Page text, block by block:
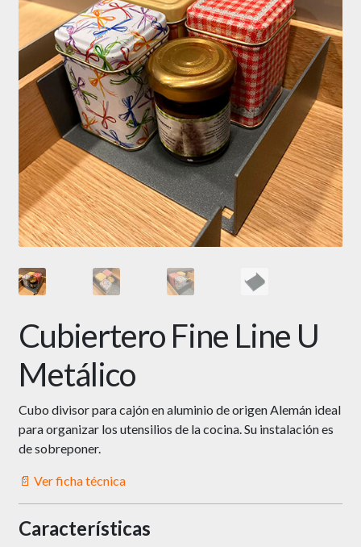
Cubiertero Fine Line U
Metálico
Cubo divisor para cajón en aluminio de origen Alemán ideal
para organizar los utensilios de la cocina. Su instalación es
de sobreponer.
📄 Ver ficha técnica
Características